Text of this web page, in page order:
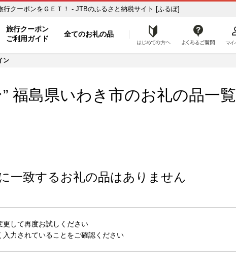
覧 ふるさと納税の返礼品で旅行クーポンをＧＥＴ！ - JTBのふるさと納税サイト [ふるぽ]
旅行クーポン
ご利用ガイド
全てのお礼の品 はじめての方へ
ン
福島県いわき市のお礼の品一覧
一致するお礼の品はありません
更して再度お試しください
入力されていることをご確認ください